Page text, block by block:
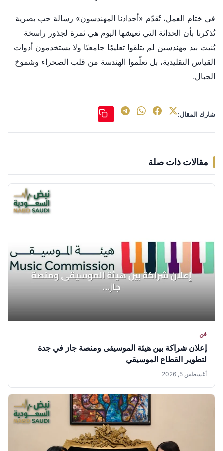
في ختام العمل، تُقدّم «أجدادنا المهندسون» رسالة حب بصرية
تُذكرنا بأن الحداثة التي نعيشها اليوم هي ثمرة لجذور راسخة
بُنيت بيد مهندسين لم يتلقوا تعليمًا جامعيًا ولا يستخدمون أدوات
القياس التقليدية، بل تعلّموا الهندسة من قلب الصحراء وشموخ
الجبال.
شارك المقال:
مقالات ذات صلة
فن
إعلان شراكة بين هيئة الموسيقى ومنصة جاز في جدة
لتطوير القطاع الموسيقي
أغسطس 5, 2026